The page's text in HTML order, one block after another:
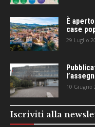
È
case
29 Luglio
10 Giugno
Iscriviti alla